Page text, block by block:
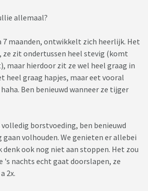
allemaal?
7 maanden, ontwikkelt zich heerlijk. Het
ze zit ondertussen heel stevig (komt
maar hierdoor zit ze wel heel graag in
heel graag hapjes, maar eet vooral
Ben benieuwd wanneer ze tijger
borstvoeding, ben benieuwd
gaan volhouden. We genieten er allebei
denk ook nog niet aan stoppen. Het zou
's nachts echt gaat doorslapen, ze
2x.